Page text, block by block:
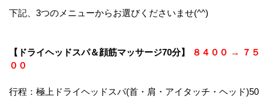
下記、3つのメニューからお選びくださいませ(^^)
【ドライヘッドスパ＆顔筋マッサージ70分】
８４００ → ７５
００
行程：極上ドライヘッドスパ(首・肩・アイタッチ・ヘッド)50